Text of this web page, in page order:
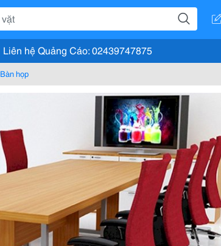
Liên hệ Quảng Cáo: 02439747875
Bàn họp